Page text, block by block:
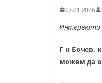
07.01.2026
Интервюто
Г-н Бочев,
можем да